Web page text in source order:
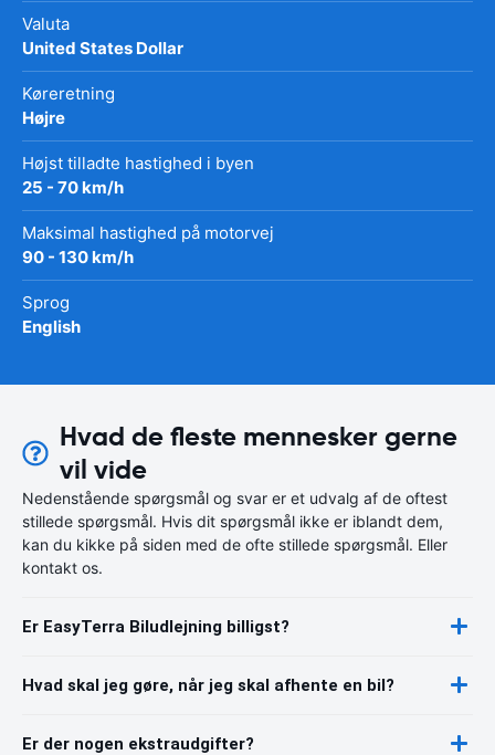
Valuta
United States Dollar
Køreretning
Højre
Højst tilladte hastighed i byen
25 - 70 km/h
Maksimal hastighed på motorvej
90 - 130 km/h
Sprog
English
Hvad de fleste mennesker gerne
vil vide
Nedenstående spørgsmål og svar er et udvalg af de oftest
stillede spørgsmål. Hvis dit spørgsmål ikke er iblandt dem,
kan du kikke på siden med de ofte stillede spørgsmål. Eller
kontakt os.
Er EasyTerra Biludlejning billigst?
Hvad skal jeg gøre, når jeg skal afhente en bil?
Er der nogen ekstraudgifter?